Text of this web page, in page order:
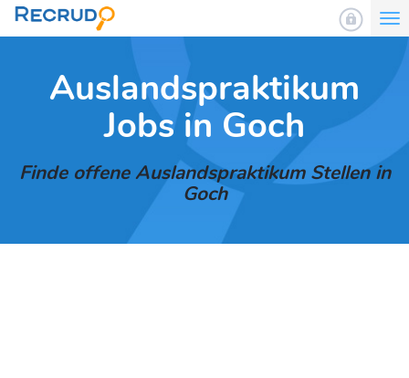
Auslandspraktikum
Jobs in Goch
Finde offene Auslandspraktikum Stellen in
Goch